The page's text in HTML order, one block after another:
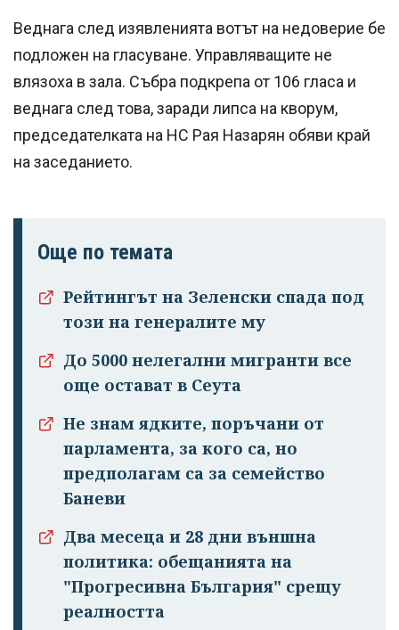
Веднага след изявленията вотът на недоверие бе
подложен на гласуване. Управляващите не
влязоха в зала. Събра подкрепа от 106 гласа и
веднага след това, заради липса на кворум,
председателката на НС Рая Назарян обяви край
на заседанието.
Още по темата
Рейтингът на Зеленски спада под
този на генералите му
До 5000 нелегални мигранти все
още остават в Сеута
Не знам ядките, поръчани от
парламента, за кого са, но
предполагам са за семейство
Баневи
Два месеца и 28 дни външна
политика: обещанията на
"Прогресивна България" срещу
реалността